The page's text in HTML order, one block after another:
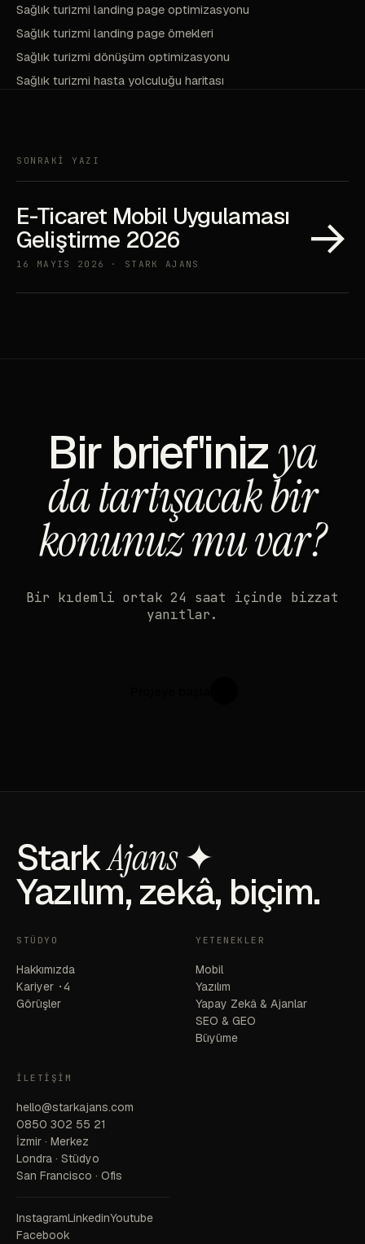
Sağlık turizmi landing page optimizasyonu
Sağlık turizmi landing page örnekleri
Sağlık turizmi dönüşüm optimizasyonu
Sağlık turizmi hasta yolculuğu haritası
SONRAKİ YAZI
E-Ticaret Mobil Uygulaması
Geliştirme 2026
16 MAYIS 2026 · STARK AJANS →
Bir brief'inizya
da tartışacak bir
konunuz mu var?
Bir kıdemli ortak 24 saat içinde bizzat
yanıtlar.
StarkAjans✦
Yazılım, zekâ, biçim.
STÜDYO
Hakkımızda
Kariyer ·4
Görüşler
YETENEKLER
Mobil
Yazılım
Yapay Zekâ & Ajanlar
SEO & GEO
Büyüme
İLETIŞIM
hello@starkajans.com
0850 302 55 21
İzmir · Merkez
Londra · Stüdyo
San Francisco · Ofis
InstagramLinkedinYoutube
Facebook